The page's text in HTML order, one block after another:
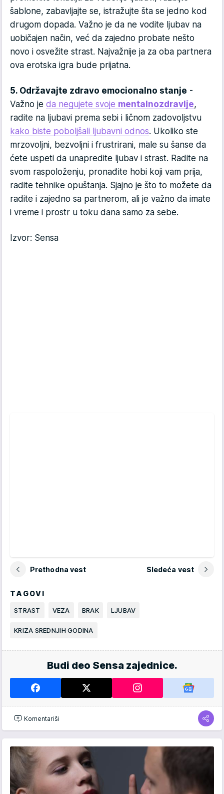
šablone, zabavljajte se, istražujte šta se jedno kod
drugom dopada. Važno je da ne vodite ljubav na
uobičajen način, već da zajedno probate nešto
novo i osvežite strast. Najvažnije ja za oba partnera
ova erotska igra bude prijatna.
5. Održavajte zdravo emocionalno stanje -
Važno je da negujete svoje mentalnozdravlje,
radite na ljubavi prema sebi i ličnom zadovoljstvu
kako biste poboljšali ljubavni odnos. Ukoliko ste
mrzovoljni, bezvoljni i frustrirani, male su šanse da
ćete uspeti da unapredite ljubav i strast. Radite na
svom raspoloženju, pronađite hobi koji vam prija,
radite tehnike opuštanja. Sjajno je što to možete da
radite i zajedno sa partnerom, ali je važno da imate
i vreme i prostr u toku dana samo za sebe.
Izvor: Sensa
Prethodna vest Sledeća vest
TAGOVI
STRAST VEZA BRAK LJUBAV
KRIZA SREDNJIH GODINA
Budi deo Sensa zajednice.
Komentariši